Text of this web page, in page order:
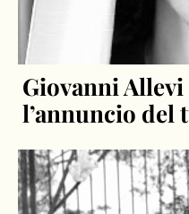
Giovanni Allevi
l’annuncio del